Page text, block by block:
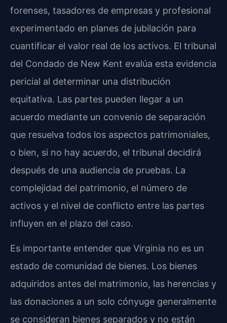
forenses, tasadores de empresas y profesional
experimentado en planes de jubilación para
cuantificar el valor real de los activos. El tribunal
del Condado de New Kent evalúa esta evidencia
pericial al determinar una distribución
equitativa. Las partes pueden llegar a un
acuerdo mediante un convenio de separación
que resuelva todos los aspectos patrimoniales,
o bien, si no hay acuerdo, el tribunal decidirá
después de una audiencia de pruebas. La
complejidad del patrimonio, el número de
activos y el nivel de conflicto entre las partes
influyen en el plazo del caso.
Es importante entender que Virginia no es un
estado de comunidad de bienes. Los bienes
adquiridos antes del matrimonio, las herencias y
las donaciones a un solo cónyuge generalmente
se consideran bienes separados y no están